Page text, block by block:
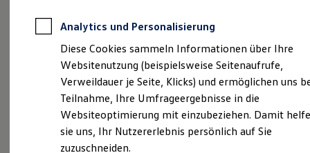
Kfz-Versicherung
Restschuldversicherungen
Garantien
Wartungsverträge
Geschäftskunden
Professional Class bei Volkswagen
Großkunden
Behörden
Direktkunden
Sonderfahrzeuge
Details ansehen
Analytics und Personalisierung
Diese Cookies sammeln Informationen über Ihre
Websitenutzung (beispielsweise Seitenaufrufe,
Verweildauer je Seite, Klicks) und ermöglichen uns
Teilnahme, Ihre Umfrageergebnisse in die
Websiteoptimierung mit einzubeziehen. Damit
sie uns, Ihr Nutzererlebnis persönlich auf Sie
zuzuschneiden.